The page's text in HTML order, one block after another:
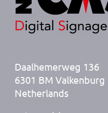
Daalhemerweg 136
6301 BM Valkenburg
Netherlands